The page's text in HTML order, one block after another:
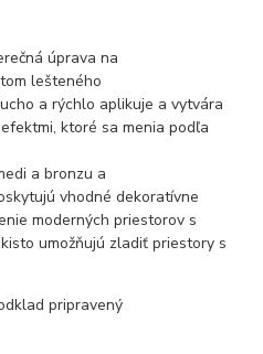
úprava na
lešteného
a rýchlo aplikuje a vytvára
ktoré sa menia podľa
a bronzu a
vhodné dekoratívne
moderných priestorov s
umožňujú zladiť priestory s
pripravený